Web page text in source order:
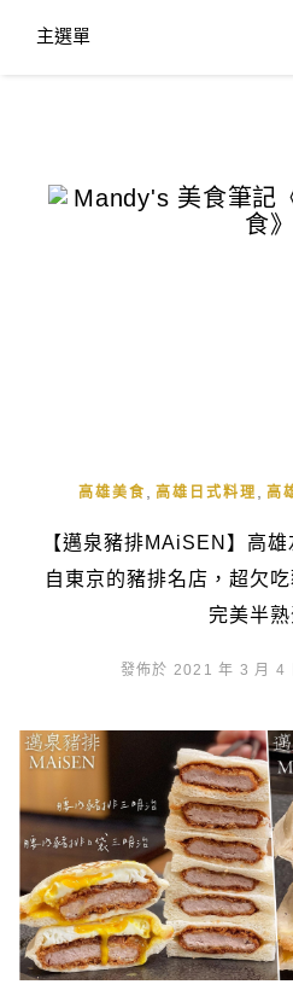
主選單
高雄美食 高雄日式料理 高
【邁泉豬排MAiSEN】高
自東京的豬排名店，超欠
完美半熟
發佈於 2021 年 3 月 4